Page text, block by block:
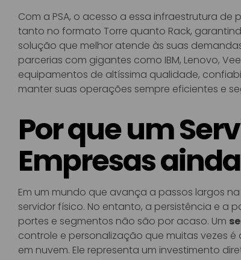
Com a PSA, o acesso a essa infraestrutura
tanto no formato Torre quanto Rack,
solução que melhor atende às suas
parcerias com gigantes como IBM, Lenovo,
equipamentos de altíssima qualidade,
manter suas operações sempre eficientes e
Por que um
Empresas
Em um mundo que avança a passos largos
servidor físico. No entanto, a persistência e a
portes e segmentos não são por acaso. Um
controle e personalização que muitas vezes
em nuvem. Ele representa um investimento